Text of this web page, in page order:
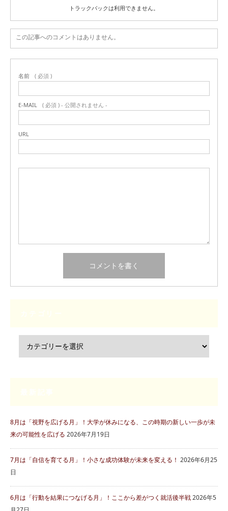
トラックバックは利用できません。
この記事へのコメントはありません。
名前 ( 必須 )
E-MAIL ( 必須 ) - 公開されません -
URL
8月は「視野を広げる月」！大学が休みになる、この時期の新しい一歩が未
来の可能性を広げる 2026年7月19日
7月は「自信を育てる月」！小さな成功体験が未来を変える！ 2026年6月25
日
6月は「行動を結果につなげる月」！ここから差がつく就活後半戦2026年5